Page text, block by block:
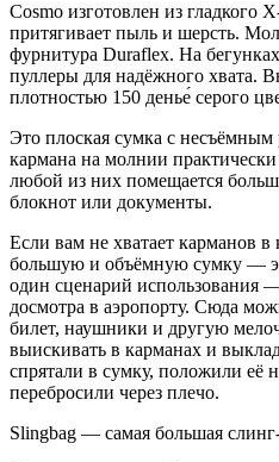
Cosmo изготовлен из гладкого
притягивает пыль и шерсть.
фурнитура Duraflex. На
пуллеры для надёжного хвата.
плотностью 150 денье́ серого
Это плоская сумка с
кармана на молнии
любой из них помещается
блокнот или документы.
Если вам не хватает карманов в
большую и объёмную сумку —
один сценарий использования
досмотра в аэропорту. Сюда
билет, наушники и другую
выискивать в карманах и
спрятали в сумку, положили её
перебросили через плечо.
Slingbag — самая большая